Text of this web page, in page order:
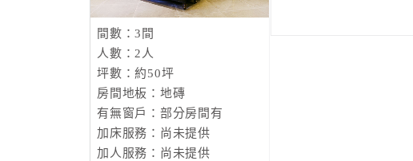
間數：3間
人數：2人
坪數：約50坪
房間地板：地磚
有無窗戶：部分房間有
加床服務：尚未提供
加人服務：尚未提供